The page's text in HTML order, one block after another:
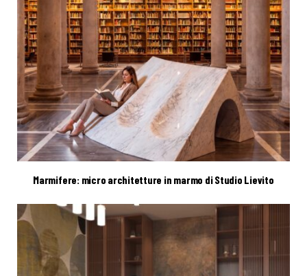
Marmifere: micro architetture in marmo di Studio Lievito